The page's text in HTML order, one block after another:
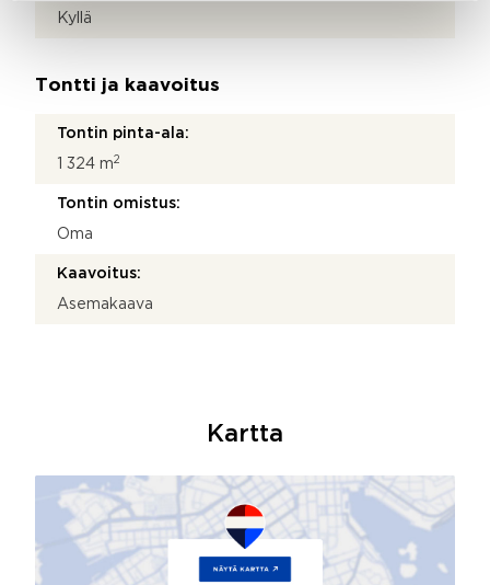
Kyllä
Tontti ja kaavoitus
Tontin pinta-ala:
1 324 m2
Tontin omistus:
Oma
Kaavoitus:
Asemakaava
Kartta